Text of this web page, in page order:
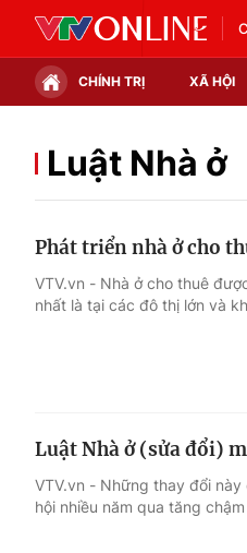
CHÍNH TRỊ XÃ HỘI
Chính trị
Thế giới đó đây
Luật Nhà ở
Phát triển nhà ở cho
VTV.vn - Nhà ở cho thuê
nhất là tại các đô thị lớn và
Luật Nhà ở (sửa đổi)
VTV.vn - Những thay đổi
hội nhiều năm qua tăng